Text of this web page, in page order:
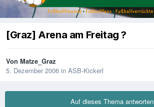
[Graz] Arena am Freitag ?
Von Matze_Graz
5. Dezember 2006 in ASB-Kickerl
Auf dieses Thema antworten